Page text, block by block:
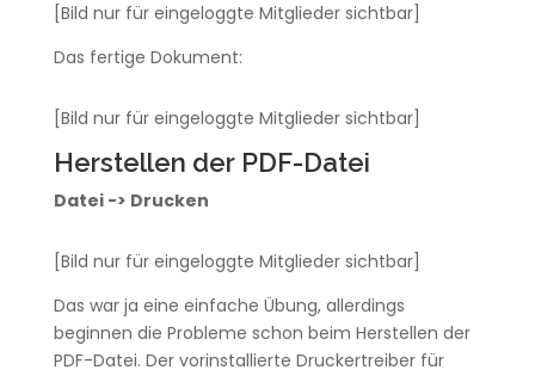
[Bild nur für eingeloggte Mitglieder sichtbar]
Das fertige Dokument:
[Bild nur für eingeloggte Mitglieder sichtbar]
Herstellen der PDF-Datei
Datei -> Drucken
[Bild nur für eingeloggte Mitglieder sichtbar]
Das war ja eine einfache Übung, allerdings
beginnen die Probleme schon beim Herstellen der
PDF-Datei. Der vorinstallierte Druckertreiber für